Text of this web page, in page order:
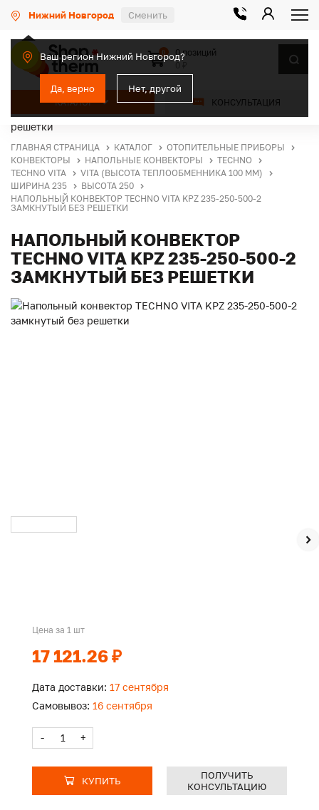
Нижний Новгород Сменить
Ваш регион Нижний Новгород?
Да, верно Нет, другой
КАТАЛОГ КОНСУЛЬТАЦИЯ
0
0 позиций
ГЛАВНАЯ СТРАНИЦА КАТАЛОГ
ОТОПИТЕЛЬНЫЕ ПРИБОРЫ
КОНВЕКТОРЫ
НАПОЛЬНЫЕ КОНВЕКТОРЫ
TECHNO
TECHNO VITA
VITA (ВЫСОТА ТЕПЛООБМЕННИКА 100 ММ)
ШИРИНА 235
ВЫСОТА 250
НАПОЛЬНЫЙ КОНВЕКТОР TECHNO VITA KPZ 235-250-500-2
ЗАМКНУТЫЙ БЕЗ РЕШЕТКИ
НАПОЛЬНЫЙ КОНВЕКТОР
TECHNO VITA KPZ 235-250-500-2
ЗАМКНУТЫЙ БЕЗ РЕШЕТКИ
Цена за 1 шт
17 121.26 ₽
Дата доставки: 17 сентября
Самовывоз: 16 сентября
- +
КУПИТЬ
ПОЛУЧИТЬ
КОНСУЛЬТАЦИЮ